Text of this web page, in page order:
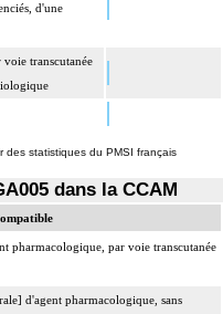
d'une
voie transcutanée
des statistiques du PMSI français
dans la CCAM
pharmacologique, par voie transcutanée
d'agent pharmacologique, sans